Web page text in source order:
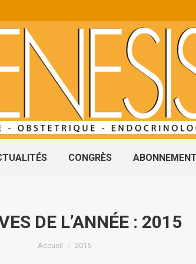
CONGRÈS ABONNEMENT
DE L’ANNÉE : 2015
Vous êtes ici :
Accueil 2015